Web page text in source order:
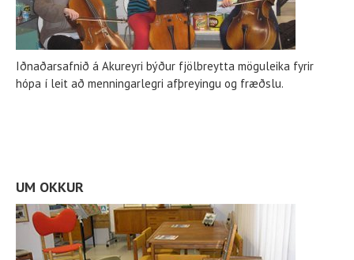
Iðnaðarsafnið á Akureyri býður fjölbreytta möguleika fyrir
hópa í leit að menningarlegri afþreyingu og fræðslu.
UM OKKUR